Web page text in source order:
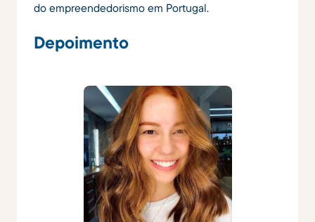
do empreendedorismo em Portugal.
Depoimento